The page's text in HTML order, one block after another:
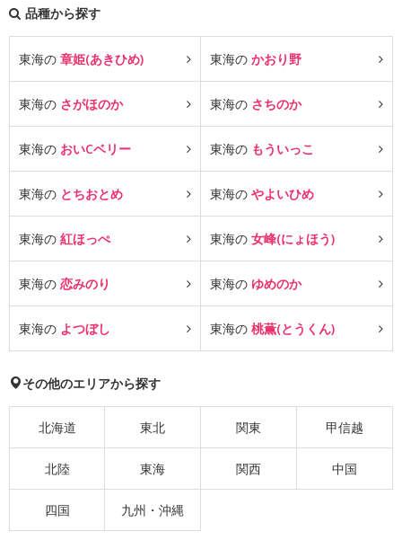
品種から探す
東海の 章姫(あきひめ) 東海の かおり野
東海の さがほのか 東海の さちのか
東海の おいCベリー 東海の もういっこ
東海の とちおとめ 東海の やよいひめ
東海の 紅ほっぺ 東海の 女峰(にょほう)
東海の 恋みのり 東海の ゆめのか
東海の よつぼし 東海の 桃薫(とうくん)
その他のエリアから探す
北海道 東北 関東 甲信越
北陸 東海 関西 中国
四国 九州・沖縄